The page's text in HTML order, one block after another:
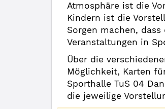
Atmosphäre ist die
Kindern ist die
Sorgen machen,
Veranstaltungen in
Über die
Möglichkeit, Karten
Sporthalle TuS 04
die jeweilige